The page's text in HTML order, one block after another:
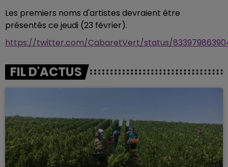
Les premiers noms d'artistes devraient être
présentés ce jeudi (23 février).
https://twitter.com/CabaretVert/status/
FIL D'ACTUS